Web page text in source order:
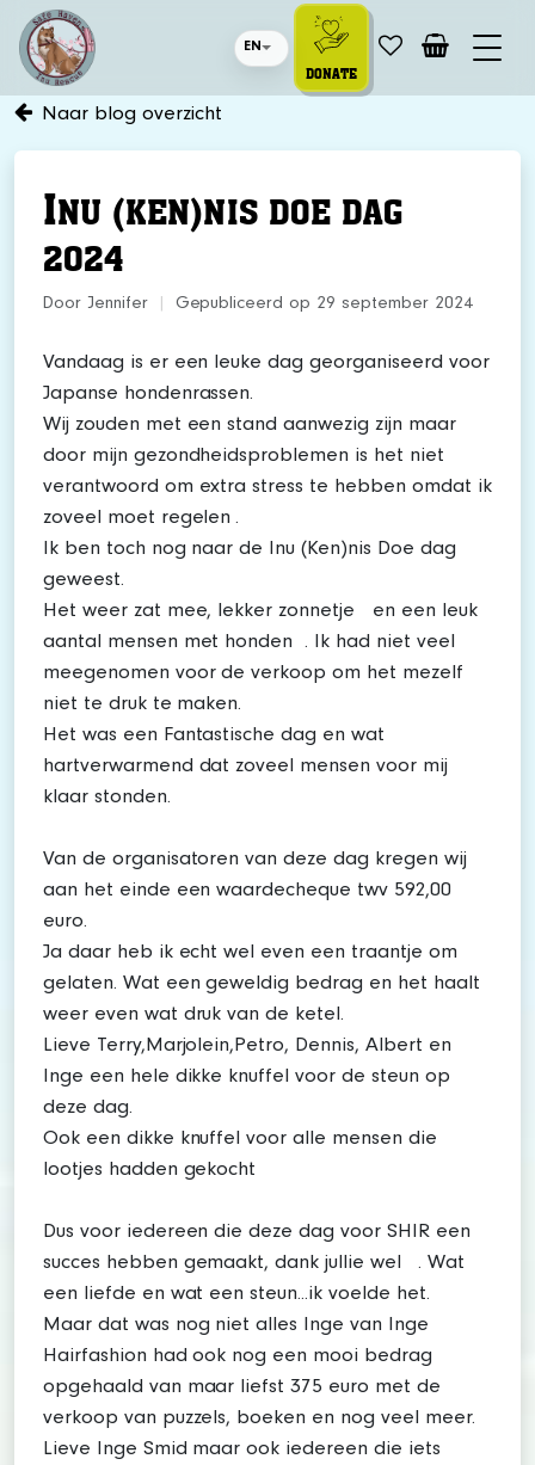
EN
DONATE
Naar blog overzicht
INU (KEN)NIS DOE DAG
2024
Door Jennifer Gepubliceerd op 29 september 2024
Vandaag is er een leuke dag georganiseerd voor
Japanse hondenrassen.
Wij zouden met een stand aanwezig zijn maar
door mijn gezondheidsproblemen is het niet
verantwoord om extra stress te hebben omdat ik
zoveel moet regelen .
Ik ben toch nog naar de Inu (Ken)nis Doe dag
geweest.
Het weer zat mee, lekker zonnetje en een leuk
aantal mensen met honden . Ik had niet veel
meegenomen voor de verkoop om het mezelf
niet te druk te maken.
Het was een Fantastische dag en wat
hartverwarmend dat zoveel mensen voor mij
klaar stonden.
Van de organisatoren van deze dag kregen wij
aan het einde een waardecheque twv 592,00
euro.
Ja daar heb ik echt wel even een traantje om
gelaten. Wat een geweldig bedrag en het haalt
weer even wat druk van de ketel.
Lieve Terry,Marjolein,Petro, Dennis, Albert en
Inge een hele dikke knuffel voor de steun op
deze dag.
Ook een dikke knuffel voor alle mensen die
lootjes hadden gekocht
Dus voor iedereen die deze dag voor SHIR een
succes hebben gemaakt, dank jullie wel . Wat
een liefde en wat een steun...ik voelde het.
Maar dat was nog niet alles Inge van Inge
Hairfashion had ook nog een mooi bedrag
opgehaald van maar liefst 375 euro met de
verkoop van puzzels, boeken en nog veel meer.
Lieve Inge Smid maar ook iedereen die iets